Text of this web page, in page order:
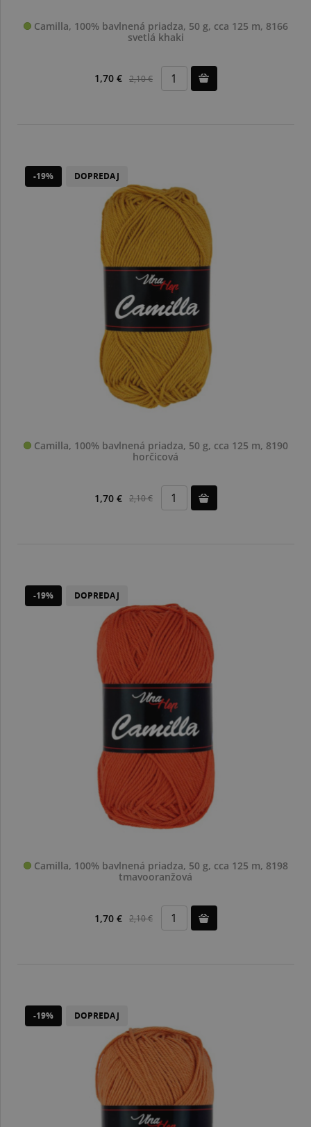
Camilla, 100% bavlnená priadza, 50 g, cca 125 m, 8166
svetlá khaki
1,70 € 2,10 €
-19% DOPREDAJ
Camilla, 100% bavlnená priadza, 50 g, cca 125 m, 8190
horčicová
1,70 € 2,10 €
-19% DOPREDAJ
Camilla, 100% bavlnená priadza, 50 g, cca 125 m, 8198
tmavooranžová
1,70 € 2,10 €
-19% DOPREDAJ